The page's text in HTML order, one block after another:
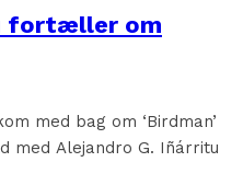
fortæller om
med bag om ‘Birdman’
med Alejandro G. Iñárritu